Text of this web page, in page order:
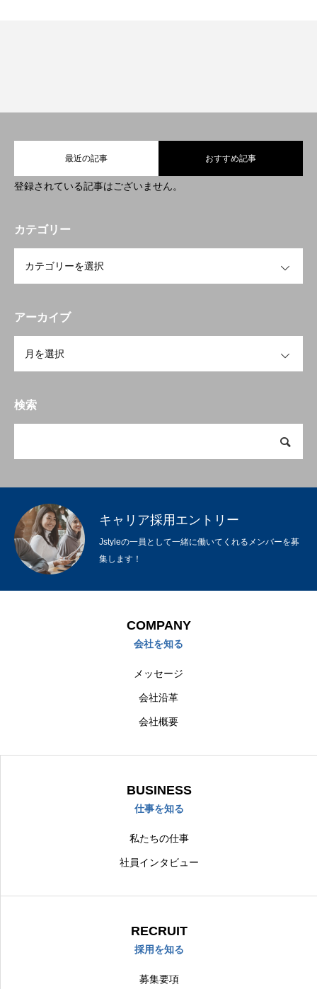
最近の記事 おすすめ記事
登録されている記事はございません。
カテゴリー
アーカイブ
検索
キャリア採用エントリー
Jstyleの一員として一緒に働いてくれるメンバーを募
集します！
COMPANY
会社を知る
メッセージ
会社沿革
会社概要
BUSINESS
仕事を知る
私たちの仕事
社員インタビュー
RECRUIT
採用を知る
募集要項